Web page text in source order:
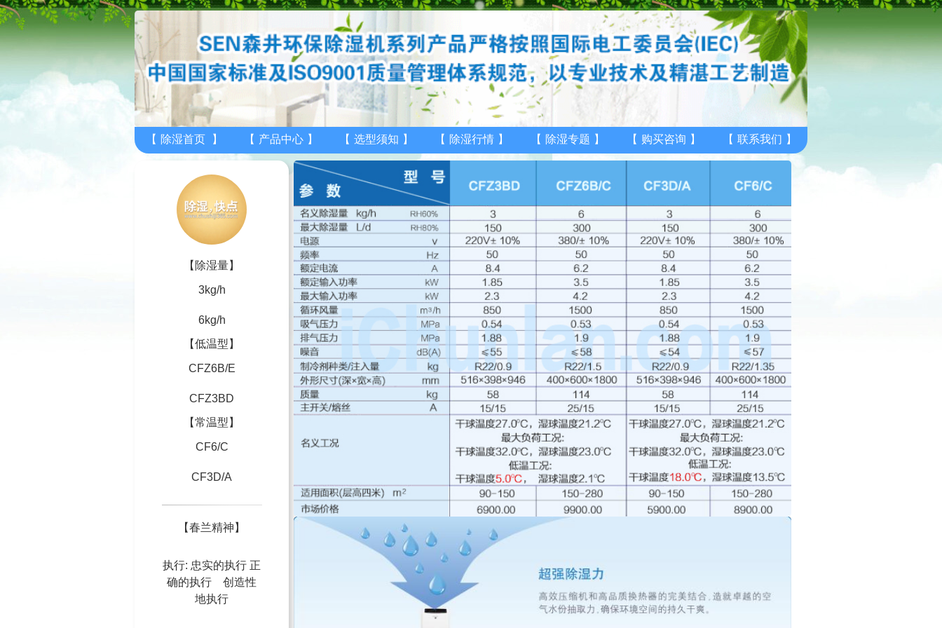
【 除湿首页 】 【 产品中心 】 【 选型须知 】 【 除湿行情 】 【 除湿专题 】 【 购买咨询 】 【 联系我们 】
【除湿量】
3kg/h
6kg/h
【低温型】
CFZ6B/E
CFZ3BD
【常温型】
CF6/C
CF3D/A
【春兰精神】
执行: 忠实的执行 正
确的执行 创造性
地执行